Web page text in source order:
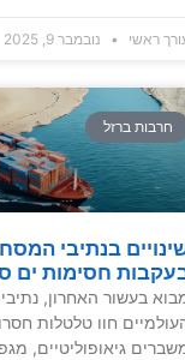
ראשי נובמבר 9, 2025
חרבות ברזל
בנתיבי
חסימות ים
בעשור האחרון,
חוו טלטלות
גיאופוליטיים,